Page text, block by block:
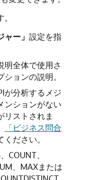
ャー」 設定を指
全体で使用さ
ョンの説明。
が分析するメジ
ンションがない
リストされま
「ビジネス問合
ださい。
COUNT、
、MAXまたは